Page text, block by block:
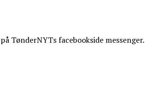
TønderNYTs facebookside messenger.